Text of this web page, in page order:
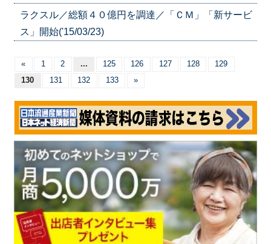
ラクスル／総額４０億円を調達／「ＣＭ」「新サービ
ス」開始('15/03/23)
« 1 2 ... 125 126 127 128
129
130
131 132 133 »